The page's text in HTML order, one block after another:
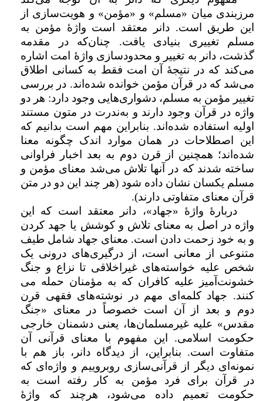
مرزبندی میان «مسلم» و «مؤمن» و هویت‌سازی از
این طریق است. دانر معتقد است واژهٔ مؤمن به
مسلم تغییری بنیادی یافت. چنان‌که در مقدمه
گذشت، دانر به تغییر و محدودسازی واژۀ امت اشاره
می‌کند که در نتیجۀ آن امت فقط به کسانی اطلاق
می‌شد که در قرآن مؤمن خوانده شده‌اند. در بررسی
تغییر مؤمن به مسلم، دشواری‌هایی وجود دارد: هر دو
واژه در قرآن وجود دارند و به‌ندرت در متون مستند
اولیه استفاده شده‌اند. بنابراین مهم است بدانیم که
این اصطلاحات در همان موارد اندک چگونه معنا
شده‌اند؛ همچنین از قرن دوم به بعد اخبار فراوانی
ساخته شدند که در آنها تلاش می‌شد معنای مؤمن و
مسلم یکسان نشان داده شود (هر چند این دو در متن
قرآن معنای متفاوتی دارند).
دربارهٔ واژهٔ «جهاد»، دانر معتقد است که این
واژه در اصل به معنای تلاش و کوشش یا جهد کردن
و به خود زحمت دادن است. معنای جهاد شامل طیف
متنوعی از معانی است، از درگیری‌های درونی یک
شخص علیه خواسته‌­های غیراخلاقی تا نزاع و جنگ
خشونت‌­آمیز علیه کافران که به مؤمنان حمله می­‌
کنند. جهاد کلمه‌­ای مهم در نوشته‌­های فقهی قرن
دوم و بعد از آن است خصوصاً در معنای «جنگ
مقدس» علیه غیر­مسلمان‌­ها، یعنی دشمنان خارجی
حکومت اسلامی. این مفهوم با معنای قرآنی آن
متفاوت است. بنابراین، از دیدگاه دانر، باز هم با
نمونه‌ای دیگر از قرآنی‌سازی روبروییم و واژه‌ای که
در قرآن برای فرد مؤمن به کار رفته است به
حکومت تعمیم داده می‌شود، هرچند که واژۀ